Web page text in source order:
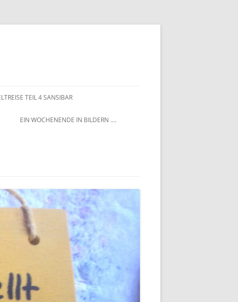
TEIL 4 SANSIBAR
EIN WOCHENENDE IN BILDERN ….